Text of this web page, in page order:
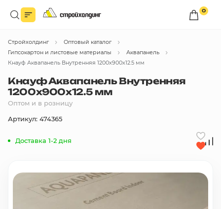
0
Войдите в личный кабинет
Вы сможете оформлять заказыпо оптовым ценам.
Каталог товаров
Сравнение
Стройхолдинг
Оптовый каталог
Гипсокартон и листовые материалы
Аквапанель
Кнауф Аквапанель Внутренняя 1200х900х12.5 мм
Кнауф Аквапанель Внутренняя
1200х900х12.5 мм
Оптом и в розницу
Артикул: 474365
Доставка 1-2 дня